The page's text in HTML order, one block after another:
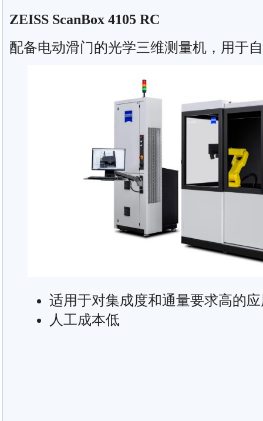
ZEISS ScanBox 4105 RC
配备电动滑门的光学三维测量机，用于
适用于对集成度和通量要求高的
人工成本低